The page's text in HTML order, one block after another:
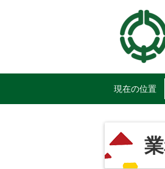
現在の位置